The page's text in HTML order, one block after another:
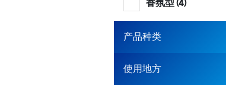
产品种类
使用地方